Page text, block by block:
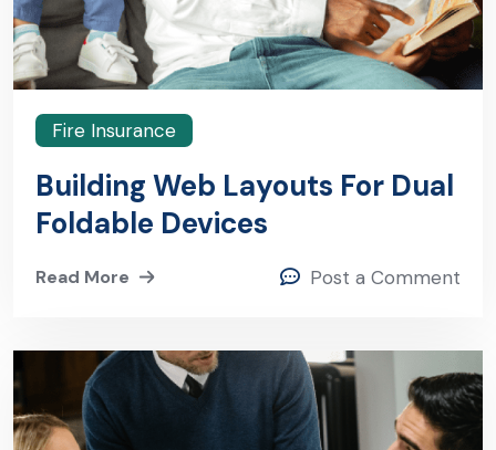
Fire Insurance
Building Web Layouts For Dual
Foldable Devices
Read More Post a Comment